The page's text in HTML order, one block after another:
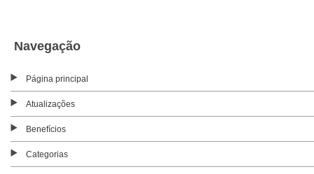
Navegação
Página principal
Atualizações
Benefícios
Categorias